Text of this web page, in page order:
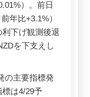
）。前日
年比+3.1%）
下げ観測後退
を下支えし
の主要指標発
は4/29予